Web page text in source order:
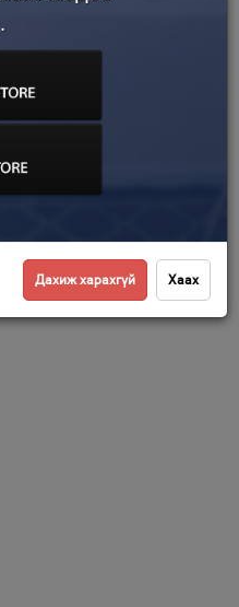
Дахиж харахгүй Хаах